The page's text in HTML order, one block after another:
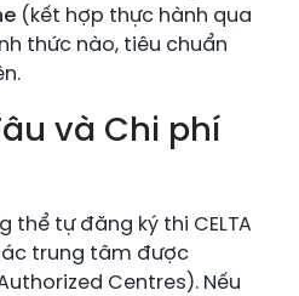
(kết hợp thực hành qua
thức nào, tiêu chuẩn
và Chi phí
thể tự đăng ký thi CELTA
trung tâm được
Centres). Nếu